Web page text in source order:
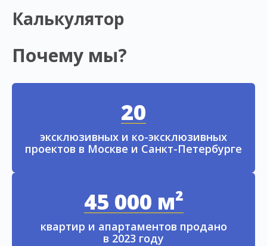
Калькулятор
Почему мы?
20
эксклюзивных и ко-эксклюзивных
проектов в Москве и Санкт-Петербурге
45 000 м²
квартир и апартаментов продано
в 2023 году